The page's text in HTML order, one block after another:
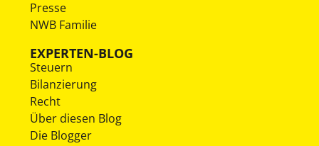
Presse
NWB Familie
EXPERTEN-BLOG
Steuern
Bilanzierung
Recht
Über diesen Blog
Die Blogger